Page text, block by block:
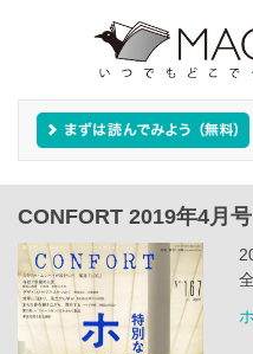
CONFORT 2019年4月号